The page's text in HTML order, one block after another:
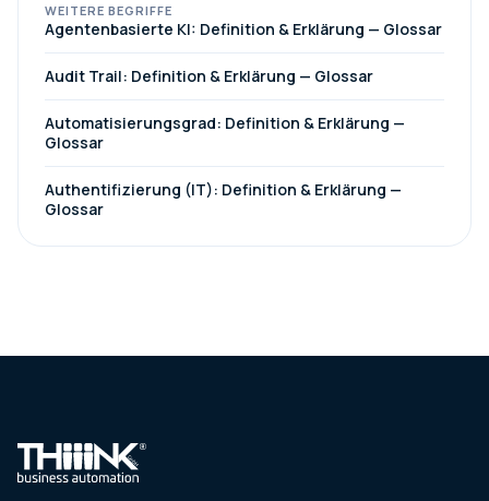
WEITERE BEGRIFFE
Agentenbasierte KI: Definition & Erklärung — Glossar
Audit Trail: Definition & Erklärung — Glossar
Automatisierungsgrad: Definition & Erklärung —
Glossar
Authentifizierung (IT): Definition & Erklärung —
Glossar